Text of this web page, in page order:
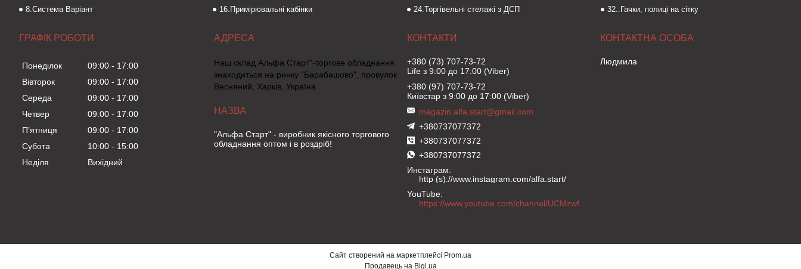
8.Система Варіант
16.Примірювальні кабінки
24.Торгівельні стелажі з ДСП
32..Гачки, полиці на сітку
ГРАФІК РОБОТИ
Понеділок 09:00
17:00
Вівторок
09:00
17:00
Середа
09:00
17:00
Четвер
09:00
17:00
Пʼятниця
09:00
17:00
Субота
10:00
15:00
Неділя
Вихідний
Наш склад Альфа Старт"-торгове обладнання
знаходиться на ринку "Барабашово", провулок
Весняний, Харків, Україна
"Альфа Старт" - виробник якісного торгового
обладнання оптом і в роздріб!
+380 (73) 707-73-72
Life з 9:00 до 17:00 (Viber)
+380 (97) 707-73-72
Київстар з 9:00 до 17:00 (Viber)
magazin.alfa.start@gmail.com
+380737077372
+380737077372
+380737077372
Инстаграм
http (s)://www.instagram.com/alfa.start/
YouTube
https://www.youtube.com/channel/UCMzwfuPdxogFIKF_nELVFNw
Людмила
Сайт створений на маркетплейсі Prom.ua
Продавець на Bigl.ua